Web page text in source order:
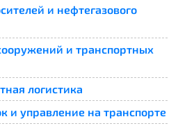
и нефтегазового
и транспортных
логистика
и управление на транспорте